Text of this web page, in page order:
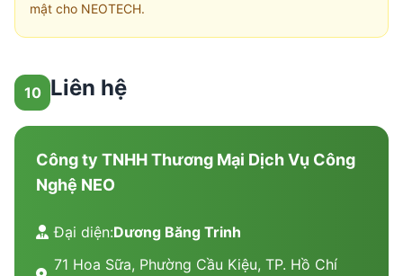
mật cho NEOTECH.
10 Liên hệ
Công ty TNHH Thương Mại Dịch Vụ Công
Nghệ NEO
Đại diện:Dương Băng Trinh
71 Hoa Sữa, Phường Cầu Kiệu, TP. Hồ Chí